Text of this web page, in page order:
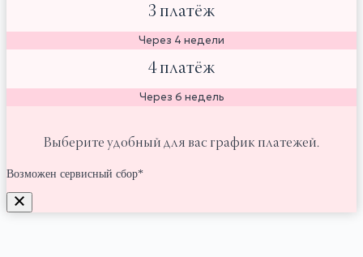
3 платёж
Через 4 недели
4 платёж
Через 6 недель
Выберите удобный для вас график платежей.
Возможен сервисный сбор*